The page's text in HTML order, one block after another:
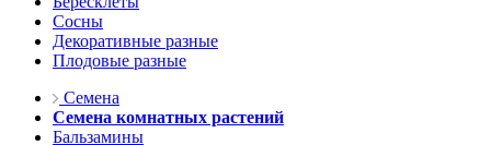
Сосны
Декоративные разные
Плодовые разные
Семена
Семена комнатных растений
Бальзамины